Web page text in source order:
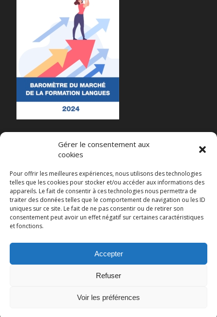
Gérer le consentement aux
cookies
Pour offrir les meilleures expériences, nous utilisons des technologies
telles que les cookies pour stocker et/ou accéder aux informations des
appareils. Le fait de consentir à ces technologies nous permettra de
traiter des données telles que le comportement de navigation ou les ID
uniques sur ce site. Le fait de ne pas consentir ou de retirer son
consentement peut avoir un effet négatif sur certaines caractéristiques
et fonctions.
Accepter
Refuser
Voir les préférences
RECENT POSTS
Et maintenant ?
Impact du Plafonnement du CPF sur les Organismes de Formation en Langues
Webinaire sur l’intelligence artificielle et les langues
Baromètre 2024 du Marché de la Formation Langues